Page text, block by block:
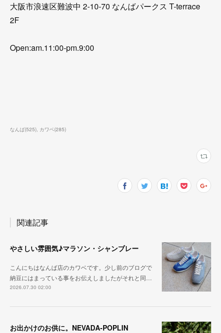
大阪市浪速区難波中 2-10-70 なんばパークス T-terrace
2F
Open:am.11:00-pm.9:00
なんば(525) カワベ(285)
関連記事
やさしい雰囲気♪マラソン・シャンブレー
こんにちはなんば店のカワベです。少し前のブログで
納豆にはまっている事をお伝えしましたがそれと同…
2026.07.30 02:00
お出かけのお供に。NEVADA-POPLIN